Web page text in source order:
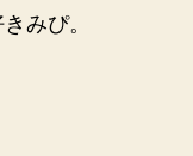
みぴ。